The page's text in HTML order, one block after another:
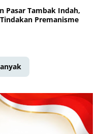
Pasar Tambak Indah,
Premanisme